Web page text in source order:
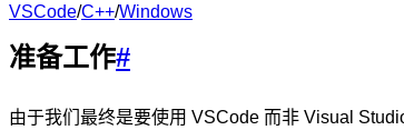
VSCode/C++/Windows
准备工作#
由于我们最终是要使用 VSCode 而非 Visual